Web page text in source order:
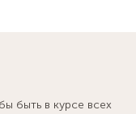
быть в курсе всех